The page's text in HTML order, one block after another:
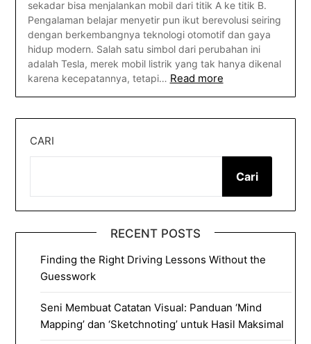
sekadar bisa menjalankan mobil dari titik A ke titik B.
Pengalaman belajar menyetir pun ikut berevolusi seiring
dengan berkembangnya teknologi otomotif dan gaya
hidup modern. Salah satu simbol dari perubahan ini
adalah Tesla, merek mobil listrik yang tak hanya dikenal
karena kecepatannya, tetapi… Read more
CARI
Cari
RECENT POSTS
Finding the Right Driving Lessons Without the
Guesswork
Seni Membuat Catatan Visual: Panduan ‘Mind
Mapping’ dan ‘Sketchnoting’ untuk Hasil Maksimal